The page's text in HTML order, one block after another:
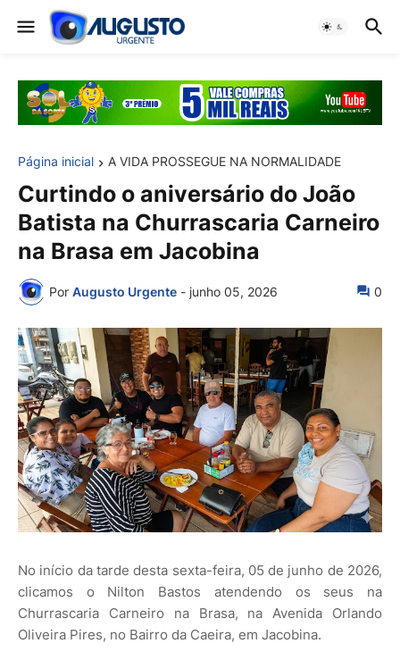
Página inicial A VIDA PROSSEGUE NA NORMALIDADE
Curtindo o aniversário do João
Batista na Churrascaria Carneiro
na Brasa em Jacobina
Por Augusto Urgente - junho 05, 2026 0
No início da tarde desta sexta-feira, 05 de junho de 2026,
clicamos o Nilton Bastos atendendo os seus na
Churrascaria Carneiro na Brasa, na Avenida Orlando
Oliveira Pires, no Bairro da Caeira, em Jacobina.